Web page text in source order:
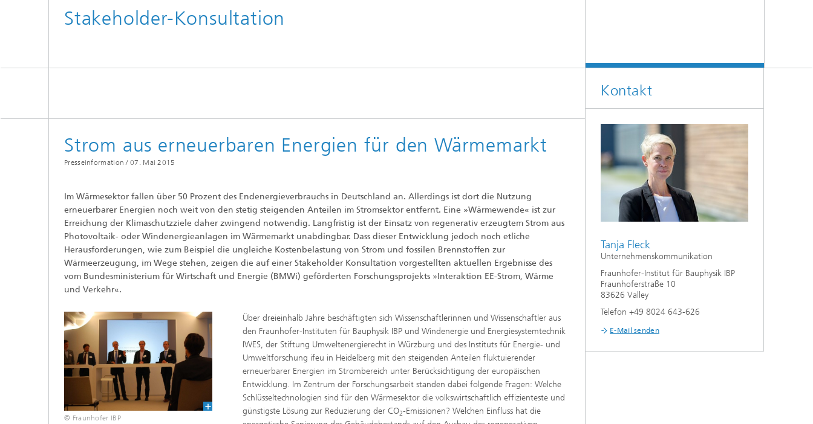
®
Digitale und nachhaltige Akustik
Musikalische und Photoakustik
Urbane und Architekturakustik
Evaluierung und Demonstration
und Simulation
Werkstoffe und Produktsysteme
Stewardship
Klimasimulation und
Markttechnische Umsetzung
Aktuelle Forschungsthemen
Material und Schadensfälle im
Bauprozess
Spurenanalytik
Verbrennungs- und
Umweltschutztechnik
Stakeholder-Konsultation
Strom aus erneuerbaren Energien für den Wärmemarkt
Presseinformation / 07. Mai 2015
Im Wärmesektor fallen über 50 Prozent des Endenergieverbrauchs in Deutschland an. Allerdings ist dort die Nutzung
erneuerbarer Energien noch weit von den stetig steigenden Anteilen im Stromsektor entfernt. Eine »Wärmewende« ist zur
Erreichung der Klimaschutzziele daher zwingend notwendig. Langfristig ist der Einsatz von regenerativ erzeugtem Strom aus
Photovoltaik- oder Windenergieanlagen im Wärmemarkt unabdingbar. Dass dieser Entwicklung jedoch noch etliche
Herausforderungen, wie zum Beispiel die ungleiche Kostenbelastung von Strom und fossilen Brennstoffen zur
Wärmeerzeugung, im Wege stehen, zeigen die auf einer Stakeholder Konsultation vorgestellten aktuellen Ergebnisse des
vom Bundesministerium für Wirtschaft und Energie (BMWi) geförderten Forschungsprojekts »Interaktion EE-Strom, Wärme
und Verkehr«.
© Fraunhofer IBP
Über dreieinhalb Jahre beschäftigten sich Wissenschaftlerinnen und Wissenschaftler aus
den Fraunhofer-Instituten für Bauphysik IBP und Windenergie und Energiesystemtechnik
IWES, der Stiftung Umweltenergierecht in Würzburg und des Instituts für Energie- und
Umweltforschung ifeu in Heidelberg mit den steigenden Anteilen fluktuierender
erneuerbarer Energien im Strombereich unter Berücksichtigung der europäischen
Entwicklung. Im Zentrum der Forschungsarbeit standen dabei folgende Fragen: Welche
Schlüsseltechnologien sind für den Wärmesektor die volkswirtschaftlich effizienteste und
günstigste Lösung zur Reduzierung der CO2-Emissionen? Welchen Einfluss hat die
Kontakt
Tanja Fleck
Unternehmenskommunikation
Fraunhofer-Institut für Bauphysik IBP
Fraunhoferstraße 10
83626 Valley
Telefon +49 8024 643-626
E-Mail senden